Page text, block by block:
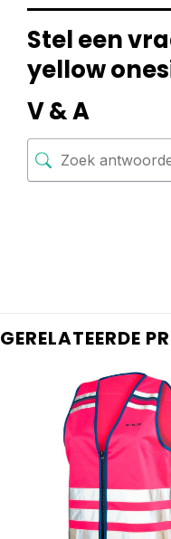
Stel een
yellow
V & A
GERELATEERDE